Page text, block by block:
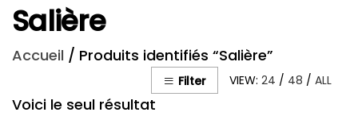
Salière
Accueil / Produits identifiés “Salière”
VIEW: 24 / 48 / ALL
Filter
Voici le seul résultat